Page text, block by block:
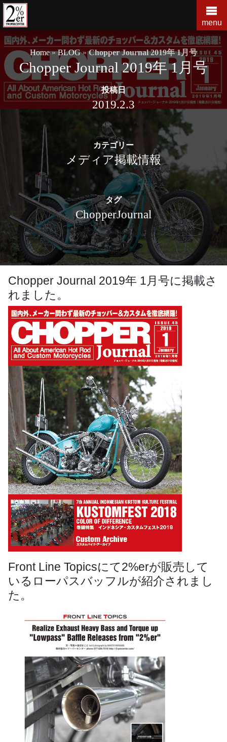
コ
ン
テ
ン
ツ
の
を
ス
キ
menu
Home»BLOG»Chopper Journal 2019年 1月号
Chopper Journal 2019年 1月号
投稿日
2019.2.3
カテゴリー
メディア掲載情報
タグ
ChopperJournal
Chopper Journal 2019年 1月号に掲載さ
れました。
Front Line Topicsにて2%erが販売して
いるローパスバッフルが紹介されまし
た。